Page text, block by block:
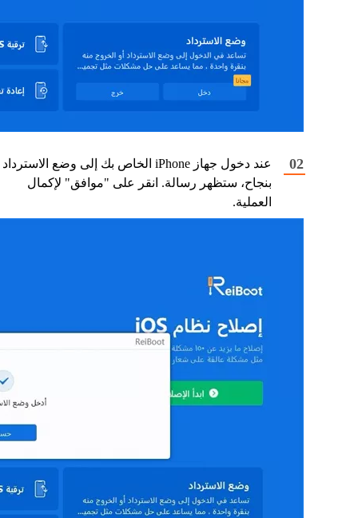
عند دخول جهاز iPhone الخاص بك إلى وضع الاسترداد
بنجاح، ستظهر رسالة. انقر على "موافق" لإكمال
العملية.